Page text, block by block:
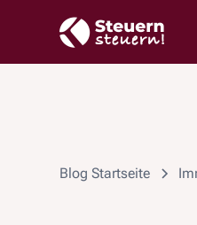
Blog Startseite